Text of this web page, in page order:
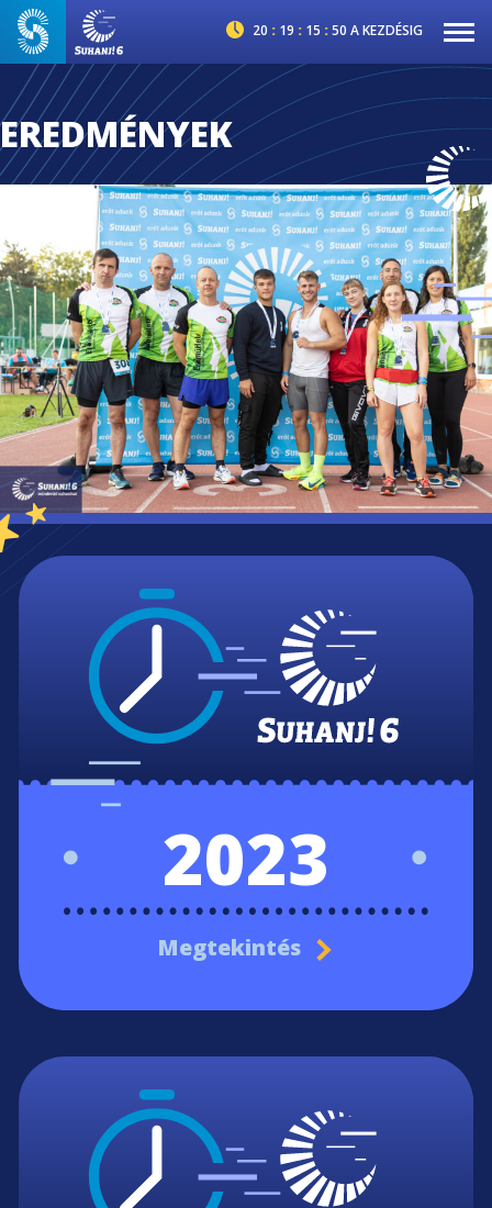
20 : 19 : 15 :49 A KEZDÉSIG
EREDMÉNYEK
2023
Megtekintés